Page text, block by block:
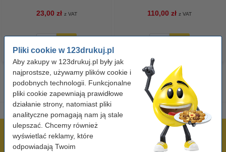
Pliki cookie w 123drukuj.pl
Aby zakupy w 123drukuj.pl były jak
najprostsze, używamy plików cookie i
podobnych technologii. Funkcjonalne
pliki cookie zapewniają prawidłowe
działanie strony, natomiast pliki
analityczne pomagają nam ją stale
ulepszać. Chcemy również
wyświetlać reklamy, które
odpowiadają Twoim
23,00 zł z VAT 110,00 zł z VAT
600 tysięcy zadowolonych klientów
Wysyłka już dzisiaj!